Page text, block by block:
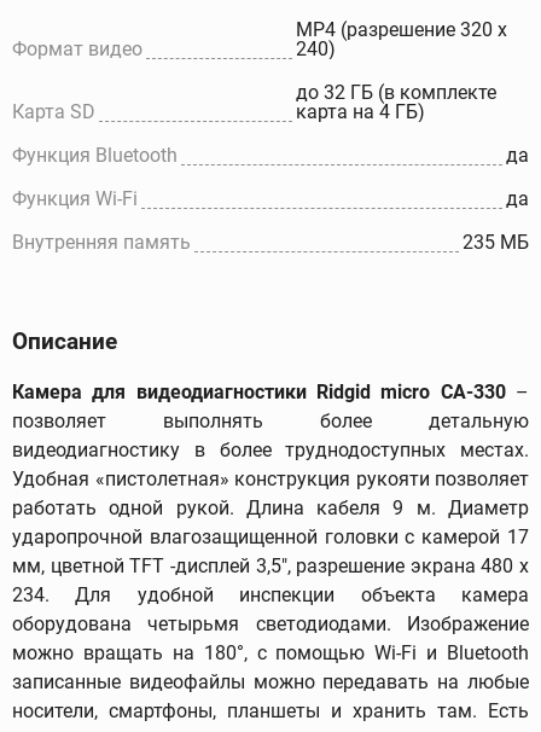
Формат видео
MP4 (разрешение 320 x
240)
Карта SD
до 32 ГБ (в комплекте
карта на 4 ГБ)
Функция Bluetooth
да
Функция Wi-Fi
да
Внутренняя память
235 МБ
Описание
Камера для видеодиагностики Ridgid micro CA-330–
позволяет выполнять более детальную
видеодиагностику в более труднодоступных местах.
Удобная «пистолетная» конструкция рукояти позволяет
работать одной рукой. Длина кабеля 9 м. Диаметр
ударопрочной влагозащищенной головки с камерой 17
мм, цветной TFT -дисплей 3,5", разрешение экрана 480 х
234. Для удобной инспекции объекта камера
оборудована четырьмя светодиодами. Изображение
можно вращать на 180°, с помощью Wi-Fi и Bluetooth
записанные видеофайлы можно передавать на любые
носители, смартфоны, планшеты и хранить там. Есть